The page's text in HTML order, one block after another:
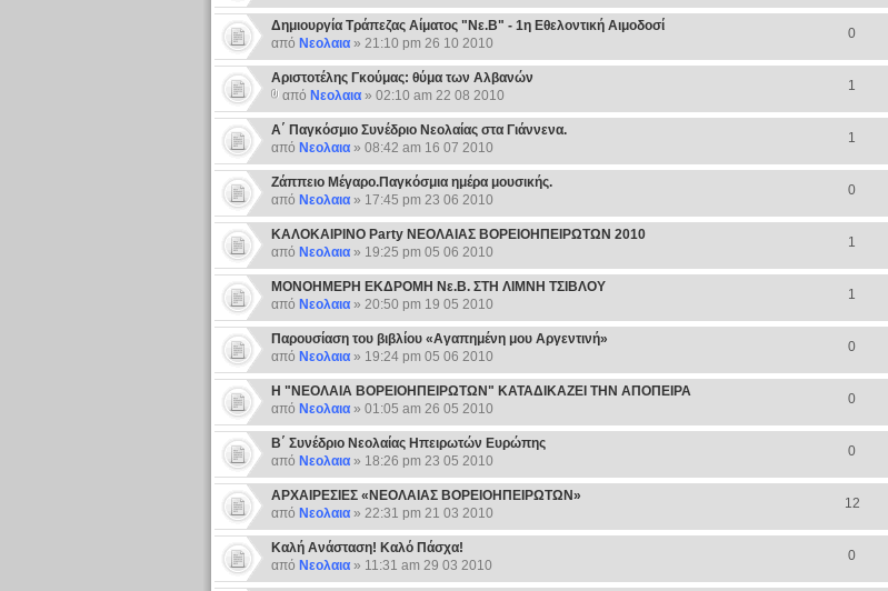
Δημιουργία Τράπεζας Αίματος "Νε.Β" - 1η Εθελοντική Αιμοδοσί
από Νεολαια» 21:10 pm 26 10 2010
0
Αριστοτέλης Γκούμας: θύμα των Αλβανών
από Νεολαια» 02:10 am 22 08 2010
1
Α΄ Παγκόσμιο Συνέδριο Νεολαίας στα Γιάννενα.
από Νεολαια» 08:42 am 16 07 2010
1
Ζάππειο Μέγαρο.Παγκόσμια ημέρα μουσικής.
από Νεολαια» 17:45 pm 23 06 2010
0
ΚΑΛΟΚΑΙΡΙΝΟ Party ΝΕΟΛΑΙΑΣ ΒΟΡΕΙΟΗΠΕΙΡΩΤΩΝ 2010
από Νεολαια» 19:25 pm 05 06 2010
1
ΜΟΝΟΗΜΕΡΗ ΕΚΔΡΟΜΗ Νε.Β. ΣΤΗ ΛΙΜΝΗ ΤΣΙΒΛΟΥ
από Νεολαια» 20:50 pm 19 05 2010
1
Παρουσίαση του βιβλίου «Αγαπημένη μου Αργεντινή»
από Νεολαια» 19:24 pm 05 06 2010
0
Η "ΝΕΟΛΑΙΑ ΒΟΡΕΙΟΗΠΕΙΡΩΤΩΝ" ΚΑΤΑΔΙΚΑΖΕΙ ΤΗΝ ΑΠΟΠΕΙΡΑ
από Νεολαια» 01:05 am 26 05 2010
0
Β΄ Συνέδριο Νεολαίας Ηπειρωτών Ευρώπης
από Νεολαια» 18:26 pm 23 05 2010
0
ΑΡΧΑΙΡΕΣΙΕΣ «ΝΕΟΛΑΙΑΣ ΒΟΡΕΙΟΗΠΕΙΡΩΤΩΝ»
από Νεολαια» 22:31 pm 21 03 2010
12
Καλή Ανάσταση! Καλό Πάσχα!
από Νεολαια» 11:31 am 29 03 2010
0